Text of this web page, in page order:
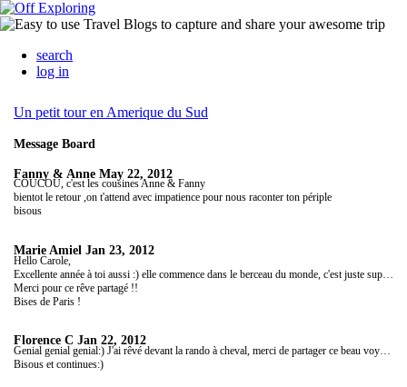
search
log in
Un petit tour en Amerique du Sud
Message Board
Fanny & Anne May 22, 2012
COUCOU, c'est les cousines Anne & Fanny
bientot le retour ,on t'attend avec impatience pour nous raconter ton périple
bisous
Marie Amiel Jan 23, 2012
Hello Carole,
Excellente année à toi aussi :) elle commence dans le berceau du monde, c'est juste superbe...
Merci pour ce rêve partagé !!
Bises de Paris !
Florence C Jan 22, 2012
Bisous et continues:)